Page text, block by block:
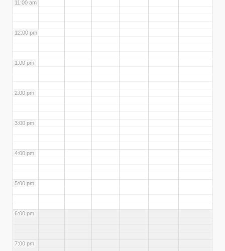
11:00 am
12:00 pm
1:00 pm
2:00 pm
3:00 pm
4:00 pm
5:00 pm
6:00 pm
7:00 pm